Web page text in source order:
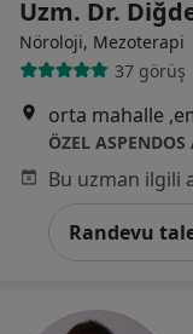
Uzm. Dr.
Nöroloji, Mezoterapi
37 görüş
orta mahalle
ÖZEL
Randevu